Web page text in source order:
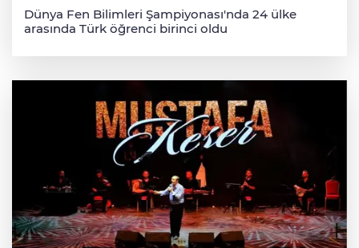
Dünya Fen Bilimleri Şampiyonası'nda 24 ülke
arasında Türk öğrenci birinci oldu